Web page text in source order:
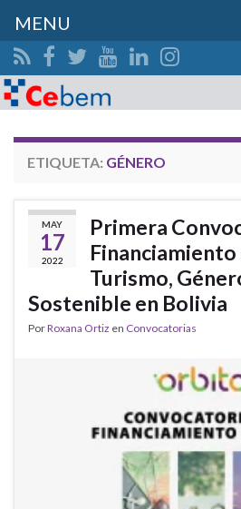
Search for:
ETIQUETA: GÉNERO
MAY
17
2022
Primera
Financiamiento
Turismo,
Sostenible en Bolivia
PorRoxana Ortiz en Convocatorias
MENU